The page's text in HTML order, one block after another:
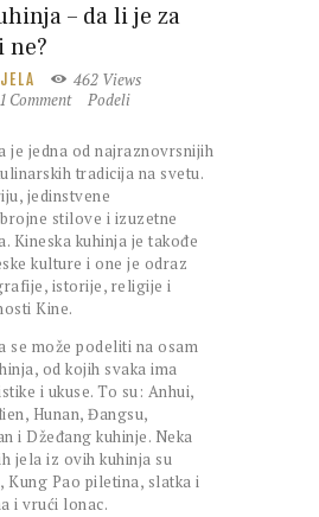
– da li je za
ne?
462 Views
1 Comment Podeli
je jedna od najraznovrsnijih
tradicija na svetu.
jedinstvene
stilove i izuzetne
Kineska kuhinja je takođe
kulture i one je odraz
istorije, religije i
Kine.
se može podeliti na osam
od kojih svaka ima
i ukuse. To su: Anhui,
Hunan, Đangsu,
i Džeđang kuhinje. Neka
jela iz ovih kuhinja su
Kung Pao piletina, slatka i
i vrući lonac.